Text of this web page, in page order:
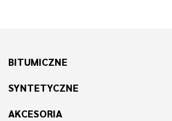
BITUMICZNE
SYNTETYCZNE
AKCESORIA